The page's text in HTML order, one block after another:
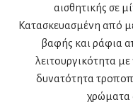
αισθητικής σε
Κατασκευασμένη από
βαφής και ράφια
λειτουργικότητα
δυνατότητα
χρώματα